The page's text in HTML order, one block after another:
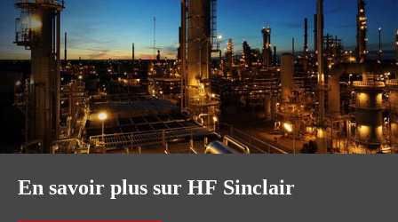
En savoir plus sur HF Sinclair